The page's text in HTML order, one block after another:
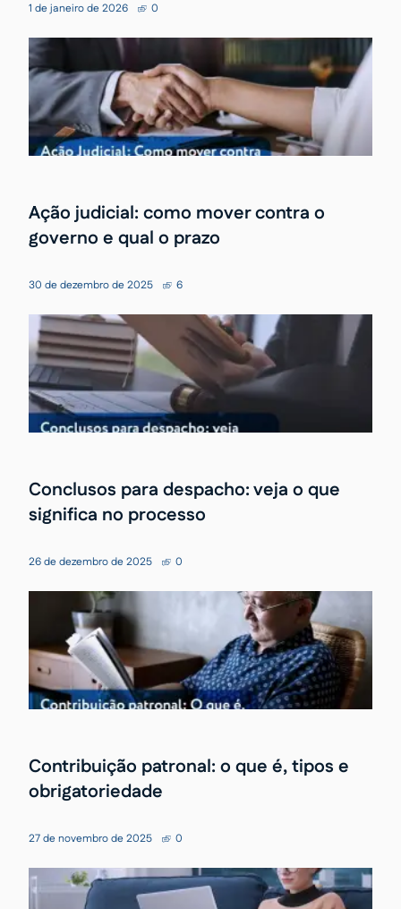
1 de janeiro de 2026 0
Ação judicial: como mover contra o
governo e qual o prazo
30 de dezembro de 2025 6
Conclusos para despacho: veja o que
significa no processo
26 de dezembro de 2025 0
Contribuição patronal: o que é, tipos e
obrigatoriedade
27 de novembro de 2025 0